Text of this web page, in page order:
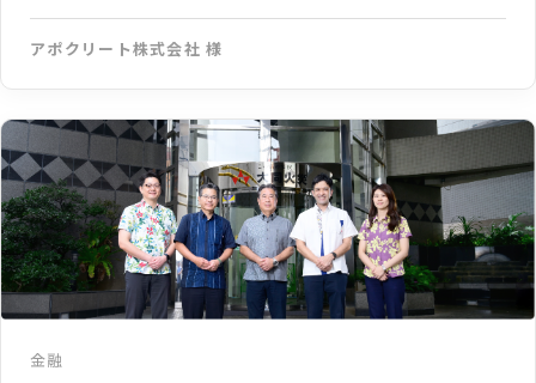
アポクリート株式会社 様
金融